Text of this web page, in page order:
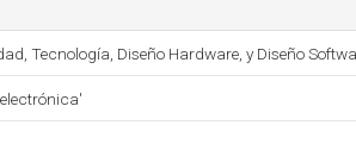
Tecnología, Diseño Hardware, y Diseño